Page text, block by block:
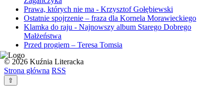
Prawa, których nie ma - Krzysztof Gołębiewski
Ostatnie spojrzenie – fraza dla Kornela Morawieckiego
Klamka do raju - Najnowszy album Starego Dobrego
Małżeństwa
Przed progiem – Teresa Tomsia
© 2026 Kuźnia Literacka
Strona główna RSS
⇧